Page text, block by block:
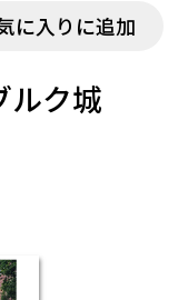
に入りに追加
ルク城